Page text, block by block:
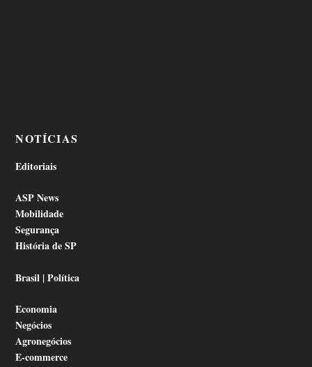
NOTÍCIAS
Editoriais
ASP News
Mobilidade
Segurança
História de SP
Brasil | Política
Economia
Negócios
Agronegócios
E-commerce